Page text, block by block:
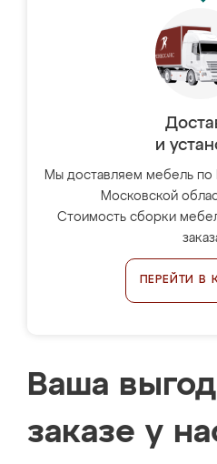
и
Мы доставляем мебель по
Московской
Стоимость сборки
ПЕРЕЙТИ В
Ваша
заказе у